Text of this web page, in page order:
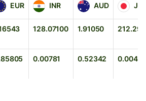
EUR INR
INR AUD
AUD JPY
128.07100 1.91050
0.00781 0.52342 0.00471